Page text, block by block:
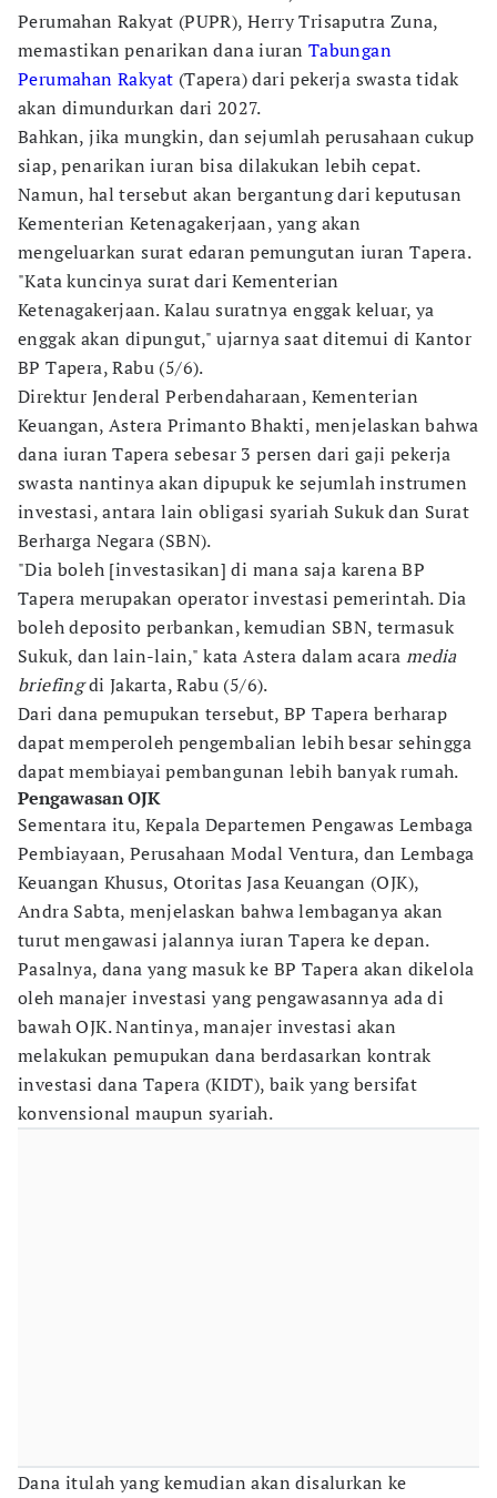
Perumahan Rakyat (PUPR), Herry Trisaputra Zuna,
memastikan penarikan dana iuran Tabungan
Perumahan Rakyat (Tapera) dari pekerja swasta tidak
akan dimundurkan dari 2027.
Bahkan, jika mungkin, dan sejumlah perusahaan cukup
siap, penarikan iuran bisa dilakukan lebih cepat.
Namun, hal tersebut akan bergantung dari keputusan
Kementerian Ketenagakerjaan, yang akan
mengeluarkan surat edaran pemungutan iuran Tapera.
"Kata kuncinya surat dari Kementerian
Ketenagakerjaan. Kalau suratnya enggak keluar, ya
enggak akan dipungut," ujarnya saat ditemui di Kantor
BP Tapera, Rabu (5/6).
Direktur Jenderal Perbendaharaan, Kementerian
Keuangan, Astera Primanto Bhakti, menjelaskan bahwa
dana iuran Tapera sebesar 3 persen dari gaji pekerja
swasta nantinya akan dipupuk ke sejumlah instrumen
investasi, antara lain obligasi syariah Sukuk dan Surat
Berharga Negara (SBN).
"Dia boleh [investasikan] di mana saja karena BP
Tapera merupakan operator investasi pemerintah. Dia
boleh deposito perbankan, kemudian SBN, termasuk
Sukuk, dan lain-lain," kata Astera dalam acara media
briefingdi Jakarta, Rabu (5/6).
Dari dana pemupukan tersebut, BP Tapera berharap
dapat memperoleh pengembalian lebih besar sehingga
dapat membiayai pembangunan lebih banyak rumah.
Pengawasan OJK
Sementara itu, Kepala Departemen Pengawas Lembaga
Pembiayaan, Perusahaan Modal Ventura, dan Lembaga
Keuangan Khusus, Otoritas Jasa Keuangan (OJK),
Andra Sabta, menjelaskan bahwa lembaganya akan
turut mengawasi jalannya iuran Tapera ke depan.
Pasalnya, dana yang masuk ke BP Tapera akan dikelola
oleh manajer investasi yang pengawasannya ada di
bawah OJK. Nantinya, manajer investasi akan
melakukan pemupukan dana berdasarkan kontrak
investasi dana Tapera (KIDT), baik yang bersifat
konvensional maupun syariah.
Dana itulah yang kemudian akan disalurkan ke